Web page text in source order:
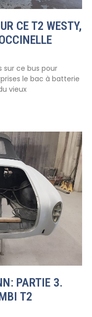
CE T2 WESTY,
sur ce bus pour
le bac à batterie
vieux
PARTIE 3.
T2